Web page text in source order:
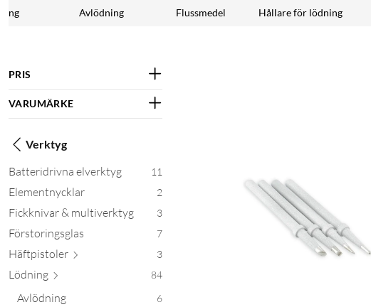
Avlödning Flussmedel Hållare för lödning
PRIS
VARUMÄRKE
Verktyg
Batteridrivna elverktyg 11
Elementnycklar 2
Fickknivar & multiverktyg 3
Förstoringsglas 7
Häftpistoler 3
Lödning 84
Avlödning 6